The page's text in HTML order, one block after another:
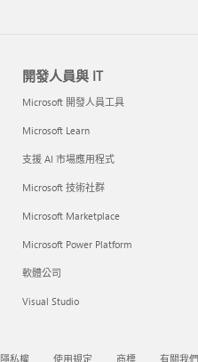
開發人員與 IT
Microsoft 開發人員工具
Microsoft Learn
支援 AI 市場應用程式
Microsoft 技術社群
Microsoft Marketplace
Microsoft Power Platform
軟體公司
Visual Studio
隱私權 使用規定 商標 有關我